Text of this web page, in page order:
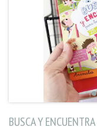
BUSCA Y ENCUENTRA